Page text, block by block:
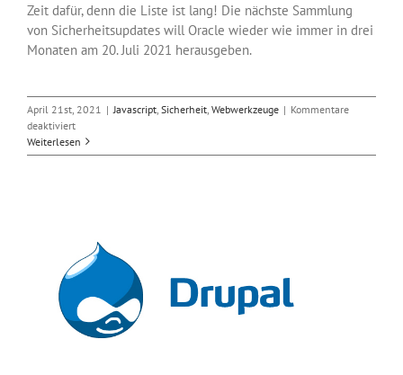
Zeit dafür, denn die Liste ist lang! Die nächste Sammlung
von Sicherheitsupdates will Oracle wieder wie immer in drei
Monaten am 20. Juli 2021 herausgeben.
April 21st, 2021 | Javascript Sicherheit Webwerkzeuge | Kommentare
deaktiviertfür
Oracle
bringt
Weiterlesen